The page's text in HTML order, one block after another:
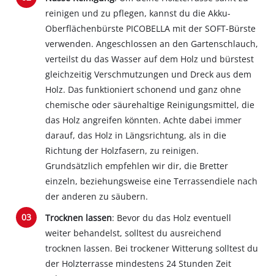
reinigen und zu pflegen, kannst du die Akku-
Oberflächenbürste PICOBELLA mit der SOFT-Bürste
verwenden. Angeschlossen an den Gartenschlauch,
verteilst du das Wasser auf dem Holz und bürstest
gleichzeitig Verschmutzungen und Dreck aus dem
Holz. Das funktioniert schonend und ganz ohne
chemische oder säurehaltige Reinigungsmittel, die
das Holz angreifen könnten. Achte dabei immer
darauf, das Holz in Längsrichtung, als in die
Richtung der Holzfasern, zu reinigen.
Grundsätzlich empfehlen wir dir, die Bretter
einzeln, beziehungsweise eine Terrassendiele nach
der anderen zu säubern.
Trocknen lassen: Bevor du das Holz eventuell
weiter behandelst, solltest du ausreichend
trocknen lassen. Bei trockener Witterung solltest du
der Holzterrasse mindestens 24 Stunden Zeit